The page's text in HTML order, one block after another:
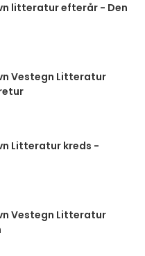
litteratur efterår - Den
Vestegn Litteratur
Litteratur kreds -
Vestegn Litteratur